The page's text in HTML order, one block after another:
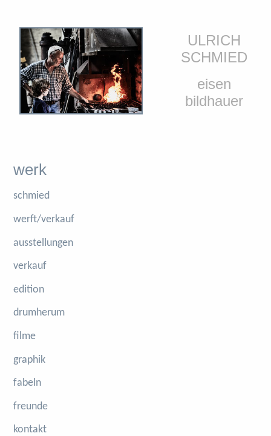
ULRICH
SCHMIED
eisen
bildhauer
werk
schmied
werft/verkauf
ausstellungen
verkauf
edition
drumherum
filme
graphik
fabeln
freunde
kontakt